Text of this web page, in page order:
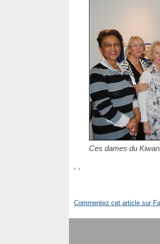
Ces dames du
‹ ›
Commentez cet article sur